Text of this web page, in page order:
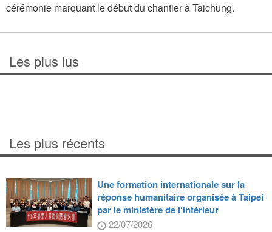
cérémonie marquant le début du chantier à Taichung.
Les plus lus
Les plus récents
Une formation internationale sur la
réponse humanitaire organisée à Taipei
par le ministère de l’Intérieur
22/07/2026